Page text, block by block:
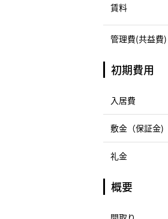
賃料
管理費(共益費)
初期費用
入居費
敷金（保証金)
礼金
概要